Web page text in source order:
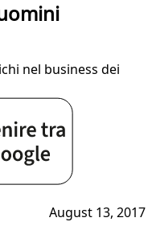
nel business dei
August 13, 2017